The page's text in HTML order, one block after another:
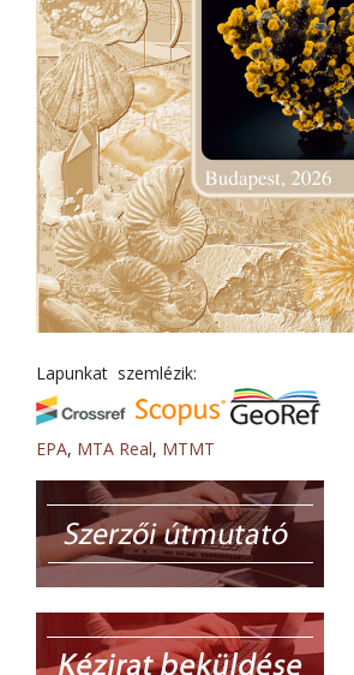
Lapunkat szemlézik:
EPA, MTA Real, MTMT